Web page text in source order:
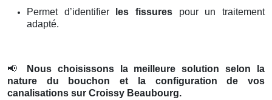
Permet d’identifier les fissures pour un traitement
adapté.
📢
Nous choisissons la meilleure solution selon la
nature du bouchon et la configuration de vos
canalisations sur Croissy Beaubourg.